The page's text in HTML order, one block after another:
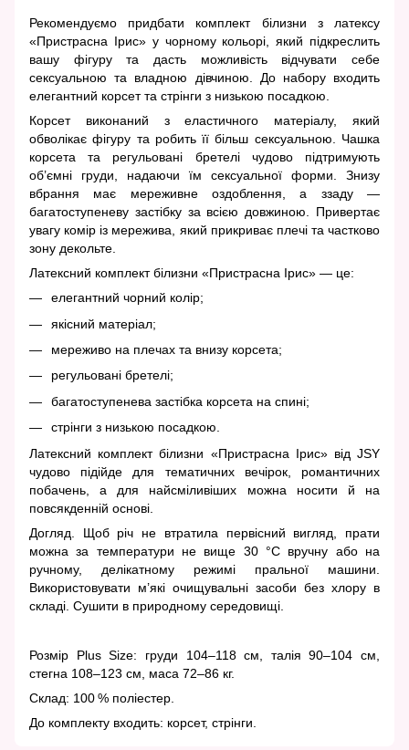
Рекомендуємо придбати комплект білизни з латексу
«Пристрасна Ірис» у чорному кольорі, який підкреслить
вашу фігуру та дасть можливість відчувати себе
сексуальною та владною дівчиною. До набору входить
елегантний корсет та стрінги з низькою посадкою.
Корсет виконаний з еластичного матеріалу, який
обволікає фігуру та робить її більш сексуальною. Чашка
корсета та регульовані бретелі чудово підтримують
об’ємні груди, надаючи їм сексуальної форми. Знизу
вбрання має мереживне оздоблення, а ззаду —
багатоступеневу застібку за всією довжиною. Привертає
увагу комір із мережива, який прикриває плечі та частково
зону декольте.
Латексний комплект білизни «Пристрасна Ірис» — це:
елегантний чорний колір;
якісний матеріал;
мереживо на плечах та внизу корсета;
регульовані бретелі;
багатоступенева застібка корсета на спині;
стрінги з низькою посадкою.
Латексний комплект білизни «Пристрасна Ірис» від JSY
чудово підійде для тематичних вечірок, романтичних
побачень, а для найсміливіших можна носити й на
повсякденній основі.
Догляд. Щоб річ не втратила первісний вигляд, прати
можна за температури не вище 30 °C вручну або на
ручному, делікатному режимі пральної машини.
Використовувати м’які очищувальні засоби без хлору в
складі. Сушити в природному середовищі.
Розмір Plus Size: груди 104–118 см, талія 90–104 см,
стегна 108–123 см, маса 72–86 кг.
Склад: 100 % поліестер.
До комплекту входить: корсет, стрінги.